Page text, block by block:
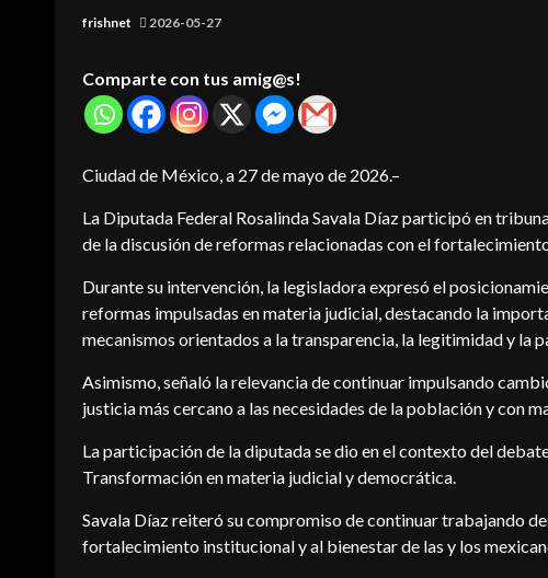
frishnet 2026-05-27
Comparte con tus amig@s!
Ciudad de México, a 27 de mayo de 2026.–
La Diputada Federal Rosalinda Savala Díaz participó en
de la discusión de reformas relacionadas con el
Durante su intervención, la legisladora expresó el
reformas impulsadas en materia judicial, destacando la
mecanismos orientados a la transparencia, la legitimidad y la
Asimismo, señaló la relevancia de continuar impulsando
justicia más cercano a las necesidades de la población y con
La participación de la diputada se dio en el contexto del
Transformación en materia judicial y democrática.
Savala Díaz reiteró su compromiso de continuar trabajando
fortalecimiento institucional y al bienestar de las y los
años conquistando
y generaciones
La Entrevista con Frishito
latinoamericana que busca reflexionar
sobre el futuro de la humanidad